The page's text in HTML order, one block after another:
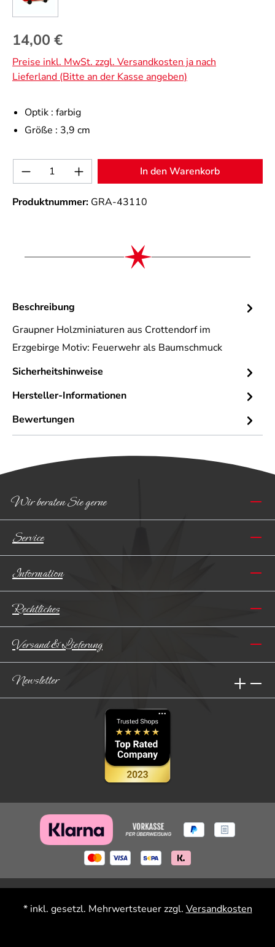
Regulärer Preis:
14,00 €
Preise inkl. MwSt. zzgl. Versandkosten ja nach
Lieferland (Bitte an der Kasse angeben)
Optik : farbig
Größe : 3,9 cm
Produkt Anzahl: Gib den gewünschten
In den Warenkorb
Produktnummer: GRA-43110
Beschreibung
Graupner Holzminiaturen aus Crottendorf im
Erzgebirge Motiv: Feuerwehr als Baumschmuck
Sicherheitshinweise
Hersteller-Informationen
Bewertungen
Wir beraten Sie gerne
Service
Information
Rechtliches
Versand & Lieferung
Newsletter
* inkl. gesetzl. Mehrwertsteuer zzgl. Versandkosten